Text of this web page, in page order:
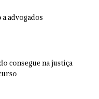
advogados
consegue na justiça